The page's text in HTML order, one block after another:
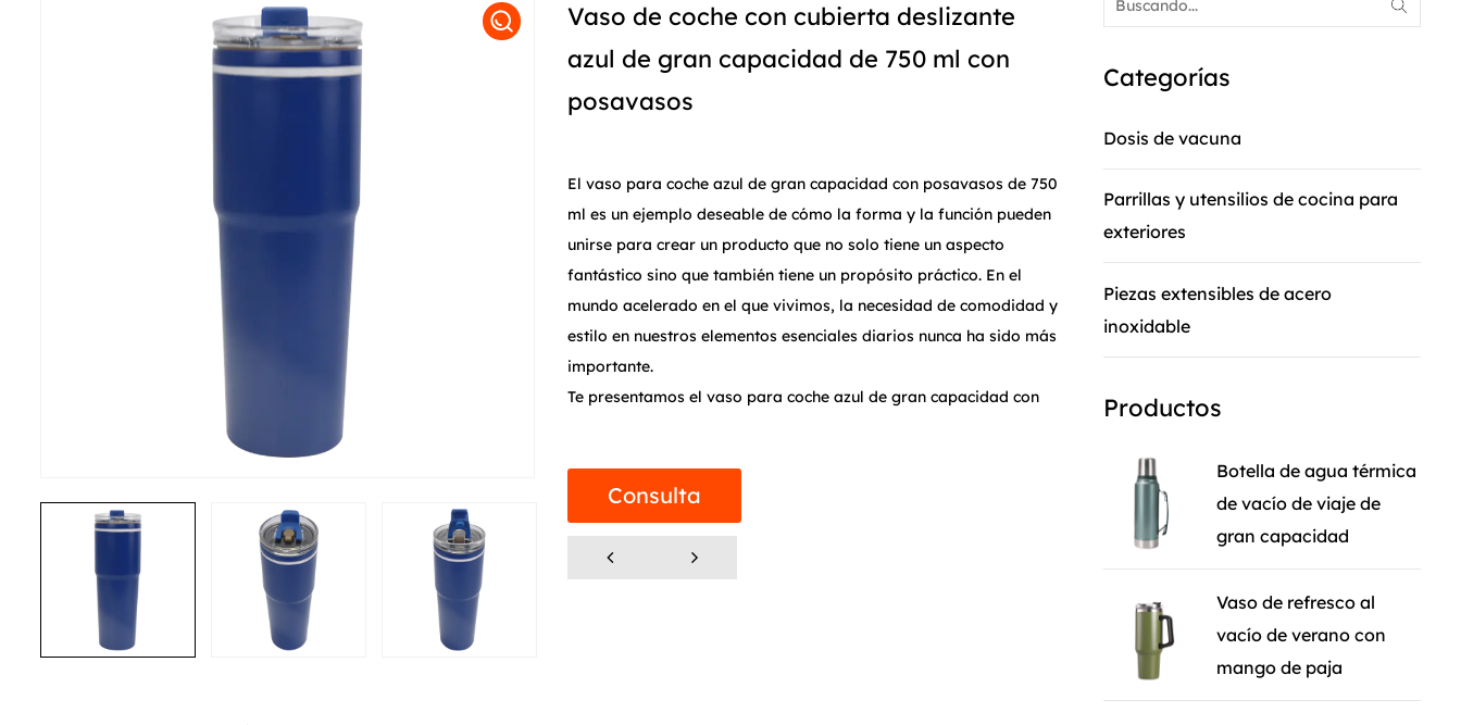
Vaso de coche con cubierta deslizante
azul de gran capacidad de 750 ml con
posavasos
El vaso para coche azul de gran capacidad con posavasos de 750
ml es un ejemplo deseable de cómo la forma y la función pueden
unirse para crear un producto que no solo tiene un aspecto
fantástico sino que también tiene un propósito práctico. En el
mundo acelerado en el que vivimos, la necesidad de comodidad y
estilo en nuestros elementos esenciales diarios nunca ha sido más
importante.
Te presentamos el vaso para coche azul de gran capacidad con
durante períodos prolongados, lo que garantiza que se mantenga
hidratado sin necesidad de rellenarlo con frecuencia. Su
capacidad bien pensada no sólo satisface las demandas de viajes
largos, sino que también se adapta a varios tamaños de
Consulta
Categorías
Dosis de vacuna
Parrillas y utensilios de cocina para
exteriores
Piezas extensibles de acero
inoxidable
Productos
Botella de agua térmica
de vacío de viaje de
gran capacidad
Vaso de refresco al
vacío de verano con
mango de paja